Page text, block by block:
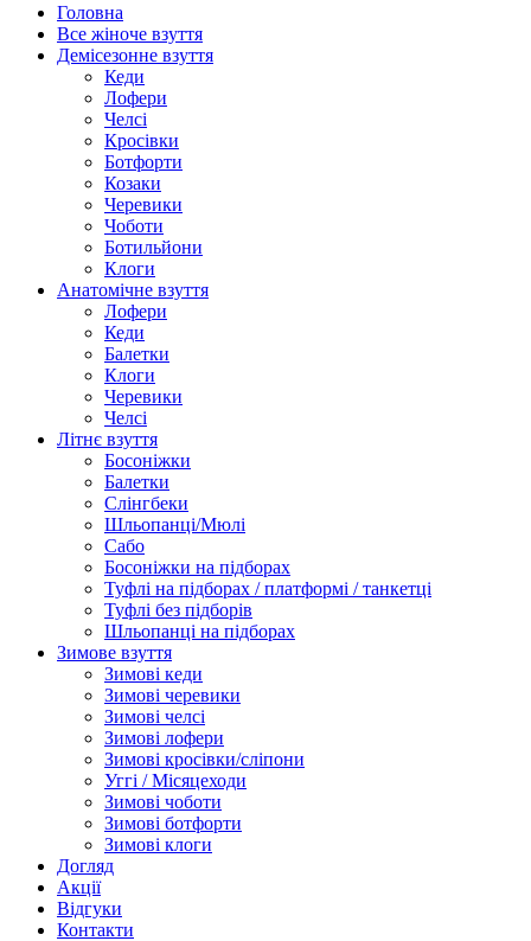
Головна
Все жіноче взуття
Демісезонне взуття
Кеди
Лофери
Челсі
Кросівки
Ботфорти
Козаки
Черевики
Чоботи
Ботильйони
Клоги
Анатомічне взуття
Лофери
Кеди
Балетки
Клоги
Черевики
Челсі
Літнє взуття
Босоніжки
Балетки
Слінгбеки
Шльопанці/Мюлі
Сабо
Босоніжки на підборах
Туфлі на підборах / платформі / танкетці
Туфлі без підборів
Шльопанці на підборах
Зимове взуття
Зимові кеди
Зимові черевики
Зимові челсі
Зимові лофери
Зимові кросівки/сліпони
Уггі / Місяцеходи
Зимові чоботи
Зимові ботфорти
Зимові клоги
Догляд
Акції
Відгуки
Контакти